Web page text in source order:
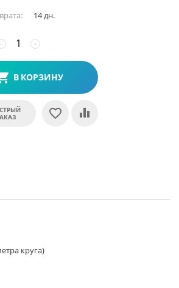
14 дн.
+
−
В КОРЗИНУ
круга)